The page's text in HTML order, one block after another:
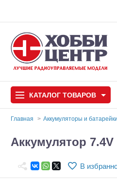
КАТАЛОГ ТОВАРОВ
Игрушки
Главная Аккумуляторы и батарейки
Аккумулятор
В